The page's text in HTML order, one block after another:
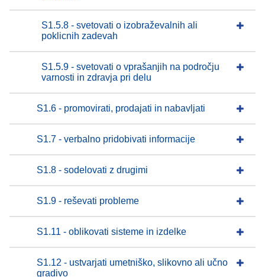
S1.5.8 - svetovati o izobraževalnih ali
poklicnih zadevah
S1.5.9 - svetovati o vprašanjih na področju
varnosti in zdravja pri delu
S1.6 - promovirati, prodajati in nabavljati
S1.7 - verbalno pridobivati informacije
S1.8 - sodelovati z drugimi
S1.9 - reševati probleme
S1.11 - oblikovati sisteme in izdelke
S1.12 - ustvarjati umetniško, slikovno ali učno
gradivo